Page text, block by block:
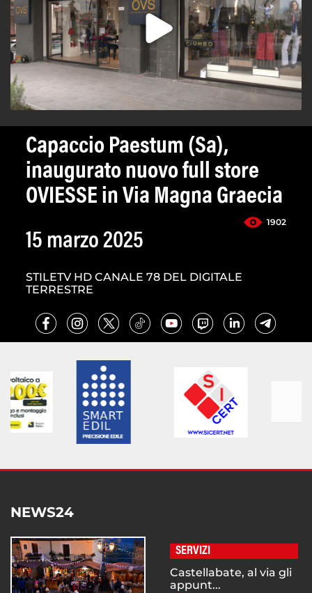
Capaccio Paestum (Sa),
inaugurato nuovo full store
OVIESSE in Via Magna Graecia
1902
15 marzo 2025
STILETV HD CANALE 78 DEL DIGITALE
TERRESTRE
NEWS24
SERVIZI
Castellabate, al via gli
appunt...